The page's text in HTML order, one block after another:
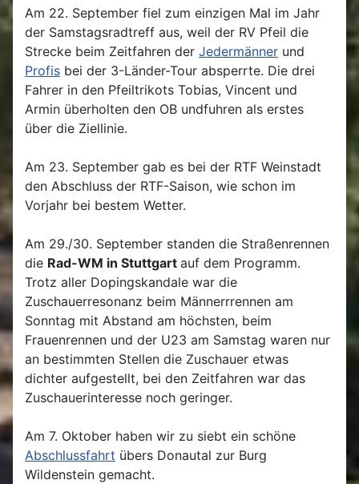
Am 22. September fiel zum einzigen Mal im Jahr
der Samstagsradtreff aus, weil der RV Pfeil die
Strecke beim Zeitfahren der Jedermänner und
Profis bei der 3-Länder-Tour absperrte. Die drei
Fahrer in den Pfeiltrikots Tobias, Vincent und
Armin überholten den OB undfuhren als erstes
über die Ziellinie.
Am 23. September gab es bei der RTF Weinstadt
den Abschluss der RTF-Saison, wie schon im
Vorjahr bei bestem Wetter.
Am 29./30. September standen die Straßenrennen
die Rad-WM in Stuttgart auf dem Programm.
Trotz aller Dopingskandale war die
Zuschauerresonanz beim Männerrrennen am
Sonntag mit Abstand am höchsten, beim
Frauenrennen und der U23 am Samstag waren nur
an bestimmten Stellen die Zuschauer etwas
dichter aufgestellt, bei den Zeitfahren war das
Zuschauerinteresse noch geringer.
Am 7. Oktober haben wir zu siebt ein schöne
Abschlussfahrt übers Donautal zur Burg
Wildenstein gemacht.